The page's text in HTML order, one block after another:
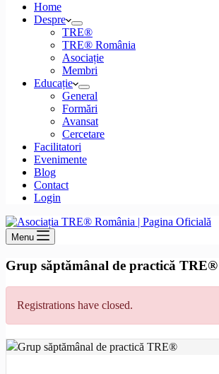
Home
Despre
TRE®
TRE® România
Asociație
Membri
Educație
General
Formări
Avansat
Cercetare
Facilitatori
Evenimente
Blog
Contact
Login
Menu
Grup săptămânal de practică TRE®
Registrations have closed.